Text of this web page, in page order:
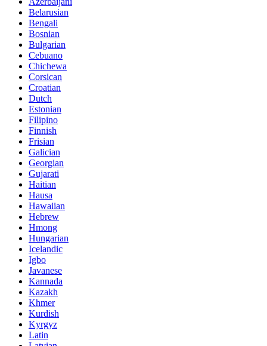
Belarusian
Bengali
Bosnian
Bulgarian
Cebuano
Chichewa
Corsican
Croatian
Dutch
Estonian
Filipino
Finnish
Frisian
Galician
Georgian
Gujarati
Haitian
Hausa
Hawaiian
Hebrew
Hmong
Hungarian
Icelandic
Igbo
Javanese
Kannada
Kazakh
Khmer
Kurdish
Kyrgyz
Latin